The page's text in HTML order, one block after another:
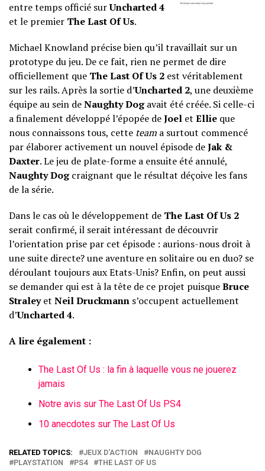
entre temps officié surUncharted 4
et le premier The Last Of Us.
Michael Knowland précise bien qu’il travaillait sur un
prototype du jeu. De ce fait, rien ne permet de dire
officiellement que The Last Of Us 2 est véritablement
sur les rails. Après la sortie d’Uncharted 2, une deuxième
équipe au sein deNaughty Dogavait été créée. Si celle-ci
a finalement développé l’épopée deJoel et Ellie que
nous connaissons tous, cette team a surtout commencé
par élaborer activement un nouvel épisode deJak &
Daxter. Le jeu de plate-forme a ensuite été annulé,
Naughty Dogcraignant que le résultat déçoive les fans
de la série.
Dans le cas où le développement de The Last Of Us 2
serait confirmé, il serait intéressant de découvrir
l’orientation prise par cet épisode : aurions-nous droit à
une suite directe? une aventure en solitaire ou en duo? se
déroulant toujours aux Etats-Unis? Enfin, on peut aussi
se demander qui est à la tête de ce projet puisqueBruce
Straleyet Neil Druckmann s’occupent actuellement
d’Uncharted 4.
A lire également :
The Last Of Us : la fin à laquelle vous ne jouerez
jamais
Notre avis sur The Last Of Us PS4
10 anecdotes sur The Last Of Us
RELATED TOPICS: JEUX D'ACTION
NAUGHTY DOG
PLAYSTATION
PS4 THE LAST OF US